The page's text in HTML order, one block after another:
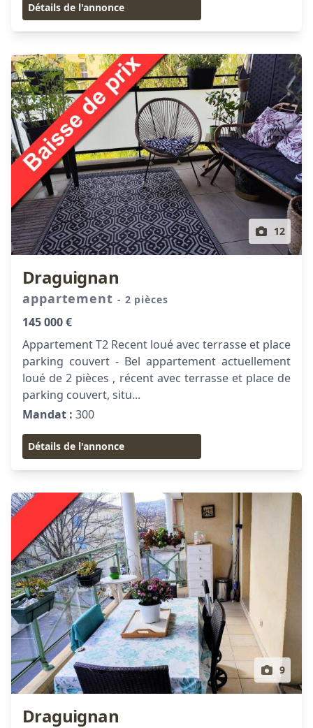
Détails de l'annonce
12
Draguignan
appartement - 2 pièces
145 000 €
Appartement T2 Recent loué avec terrasse et place
parking couvert - Bel appartement actuellement
loué de 2 pièces , récent avec terrasse et place de
parking couvert, situ...
Mandat : 300
Détails de l'annonce
9
Draguignan